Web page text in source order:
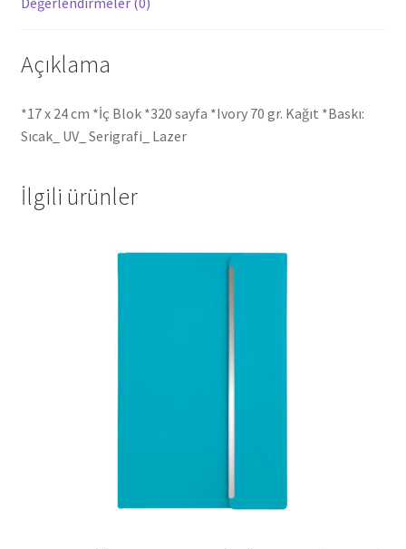
Açıklama
*17 x 24 cm *İç Blok *320 sayfa *Ivory 70 gr. Kağıt *Baskı:
Sıcak_ UV_ Serigrafi_ Lazer
İlgili ürünler